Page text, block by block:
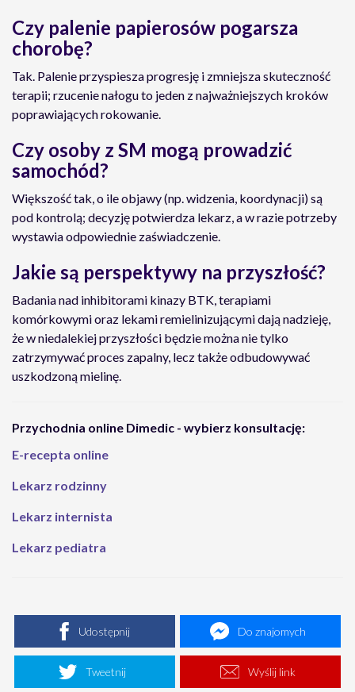
Czy palenie papierosów pogarsza
chorobę?
Tak. Palenie przyspiesza progresję i zmniejsza skuteczność
terapii; rzucenie nałogu to jeden z najważniejszych kroków
poprawiających rokowanie.
Czy osoby z SM mogą prowadzić
samochód?
Większość tak, o ile objawy (np. widzenia, koordynacji) są
pod kontrolą; decyzję potwierdza lekarz, a w razie potrzeby
wystawia odpowiednie zaświadczenie.
Jakie są perspektywy na przyszłość?
Badania nad inhibitorami kinazy BTK, terapiami
komórkowymi oraz lekami remielinizującymi dają nadzieję,
że w niedalekiej przyszłości będzie można nie tylko
zatrzymywać proces zapalny, lecz także odbudowywać
uszkodzoną mielinę.
Przychodnia online Dimedic - wybierz konsultację:
E-recepta online
Lekarz rodzinny
Lekarz internista
Lekarz pediatra
Udostępnij Do znajomych
Tweetnij Wyślij link